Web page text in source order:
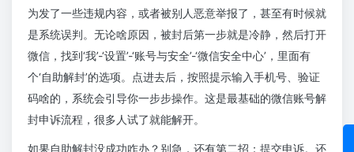
为发了一些违规内容，或者被别人恶意举报了，甚至有时候就
是系统误判。无论啥原因，被封后第一步就是冷静，然后打开
微信，找到‘我’-‘设置’-‘账号与安全’-‘微信安全中心’，里面有
个‘自助解封’的选项。点进去后，按照提示输入手机号、验证
码啥的，系统会引导你一步步操作。这是最基础的微信账号解
封申诉流程，很多人试了就能解开。
如果自助解封没成功咋办？别急，还有第二招：提交申诉。还